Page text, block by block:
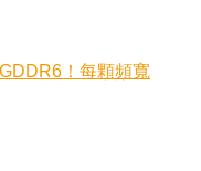
！每顆頻寬